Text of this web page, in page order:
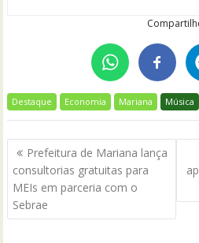
Destaque Economia Mariana Música
Navegação
de
Post
Prefeitura de Mariana lança
consultorias gratuitas para
MEIs em parceria com o
Sebrae